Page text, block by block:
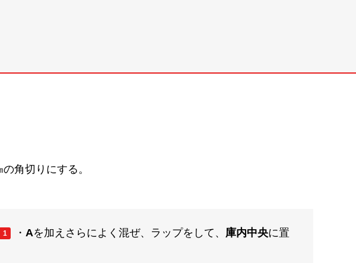
角切りにする。
1 ・ Aを加えさらによく混ぜ、ラップをして、 庫内中央に置